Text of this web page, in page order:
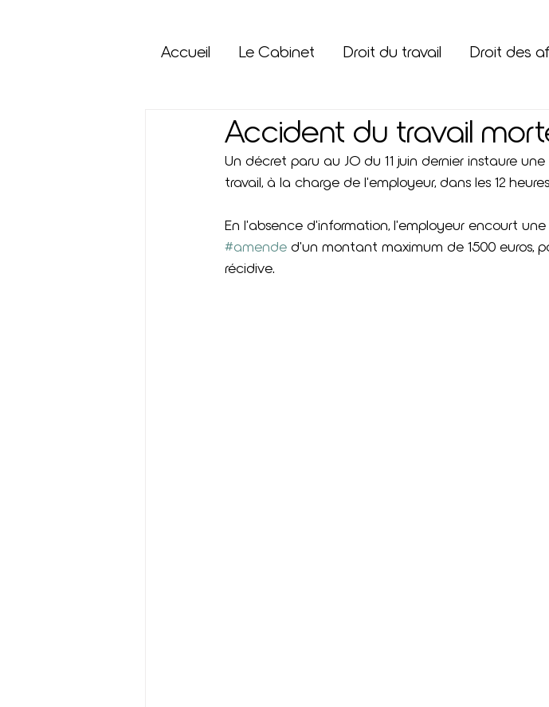
Accueil Le Cabinet Droit du travail Droit des
Accident du travail
Un décret paru au JO du 11 juin dernier instaure
travail, à la charge de l'employeur, dans les 12
En l'absence d'information, l'employeur encourt
#amende d'un montant maximum de 1500 euros,
récidive.